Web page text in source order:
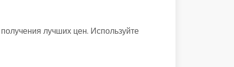
лучших цен. Используйте